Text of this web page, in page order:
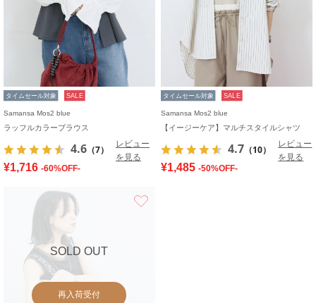
タイムセール対象 SALE
Samansa Mos2 blue
ラッフルカラーブラウス
4.6 （7）
レビュー
を見る
¥1,716 -60%OFF-
タイムセール対象 SALE
Samansa Mos2 blue
【イージーケア】マルチスタイルシャツ
4.7 （10）
レビュー
を見る
¥1,485 -50%OFF-
SOLD OUT
再入荷受付